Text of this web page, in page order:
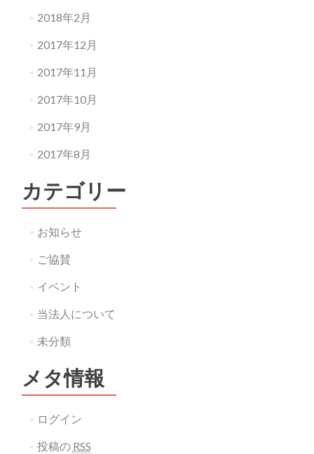
2018年2月
2017年12月
2017年11月
2017年10月
2017年9月
2017年8月
カテゴリー
お知らせ
ご協賛
イベント
当法人について
未分類
メタ情報
ログイン
投稿の RSS